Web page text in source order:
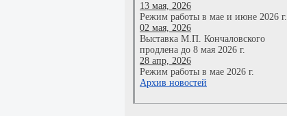
13 мая, 2026
Режим работы в мае и июне 2026 г.
02 мая, 2026
Выставка М.П. Кончаловского
продлена до 8 мая 2026 г.
28 апр, 2026
Режим работы в мае 2026 г.
Архив новостей